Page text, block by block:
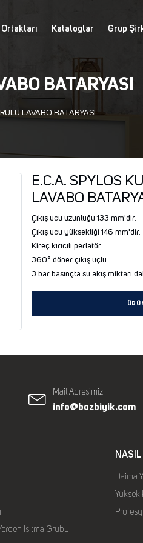
Ortakları Kataloglar Grup
BATARYASI
LAVABO BATARYASI
E.C.A. SPYLOS
LAVABO
Çıkış ucu uzunluğu 133 mm'dir.
Çıkış ucu yüksekliği 146 mm'dir.
Kireç kırıcılı perlatör.
360° döner çıkış uçlu.
3 bar basınçta su akış miktarı
Mail Adresimiz
info@bozbiyik.com
Isıtma Grubu
Daima
Yüksek